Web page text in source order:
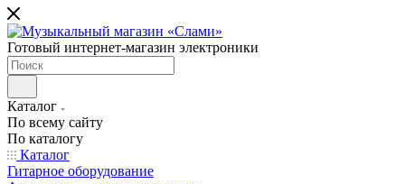
Готовый интернет-магазин электроники
Каталог
По всему сайту
По каталогу
Каталог
Гитарное оборудование